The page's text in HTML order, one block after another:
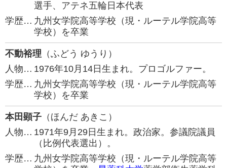
選手、アテネ五輪日本代表
学歴… 九州女学院高等学校（現・ルーテル学院高等
学校）を卒業
不動裕理 （ふどう ゆうり）
人物… 1976年10月14日生まれ。プロゴルファー。
学歴… 九州女学院高等学校（現・ルーテル学院高等
学校）を卒業
本田顕子 （ほんだ あきこ）
人物… 1971年9月29日生まれ。政治家。参議院議員
（比例代表選出）。
学歴… 九州女学院高等学校（現・ルーテル学院高等